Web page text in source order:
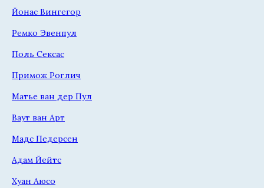
Йонас Вингегор
Ремко Эвенпул
Поль Сексас
Примож Роглич
Матье ван дер Пул
Ваут ван Арт
Мадс Педерсен
Адам Йейтс
Хуан Аюсо